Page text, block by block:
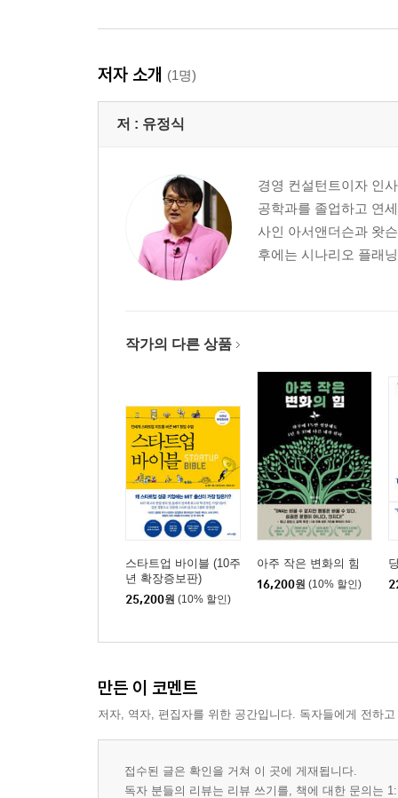
저자 소개 (1명)
저 : 유정식
경영 컨설턴트이자 인
공학과를 졸업하고 연
사인 아서앤더슨과 왓
후에는 시나리오 플래
작가의 다른 상품
스타트업 바이블 (10주
년 확장증보판)
25,200원 (10% 할인)
아주 작은 변화의 힘
16,200원 (10% 할인)
만든 이 코멘트
저자, 역자, 편집자를 위한 공간입니다. 독자들에게 전하
접수된 글은 확인을 거쳐 이 곳에 게재됩니다.
독자 분들의 리뷰는 리뷰 쓰기를, 책에 대한 문의는